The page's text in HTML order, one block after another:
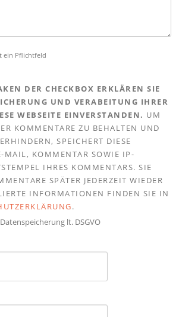
ein Pflichtfeld
DER CHECKBOX ERKLÄREN SIE
UND VERABEITUNG IHRER
WEBSEITE EINVERSTANDEN. UM
KOMMENTARE ZU BEHALTEN UND
SPEICHERT DIESE
MAIL, KOMMENTAR SOWIE IP-
IHRES KOMMENTARS. SIE
SPÄTER JEDERZEIT WIEDER
INFORMATIONEN FINDEN SIE IN
.
lt. DSGVO